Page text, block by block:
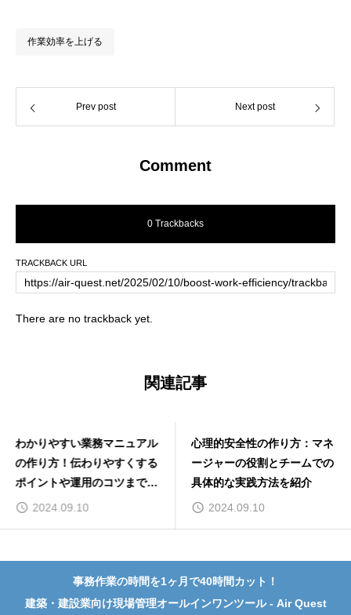
作業効率を上げる
Prev post Next post
Comment
0 Trackbacks
TRACKBACK URL
There are no trackback yet.
関連記事
わかりやすい業務マニュアル
の作り方！伝わりやすくする
ポイントや運用のコツまで解
説 2024.09.10
心理的安全性の作り方：マネ
ージャーの役割とチームでの
具体的な実践方法を紹介
2024.09.10
事務作業の時間を1ヶ月で40時間カット！
建築・建設業向け現場管理オールインワンツール - Air Quest